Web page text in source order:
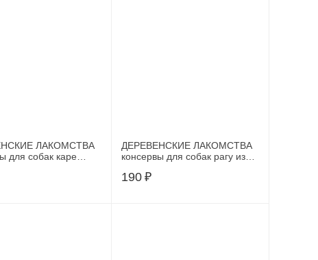
ЛАКОМСТВА
для собак каре
ДЕРЕВЕНСКИЕ ЛАКОМСТВА
консервы для собак рагу из
тыквой100 г, 80349
190 ₽